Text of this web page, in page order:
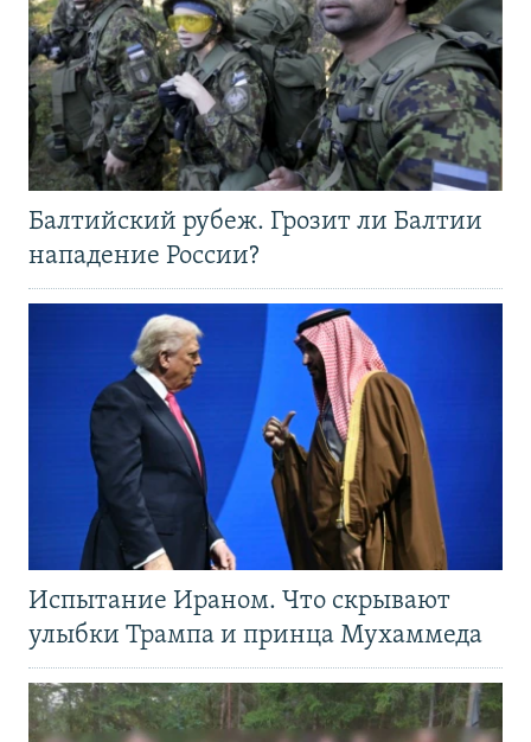
Балтийский рубеж. Грозит ли Балтии
нападение России?
Испытание Ираном. Что скрывают
улыбки Трампа и принца Мухаммеда